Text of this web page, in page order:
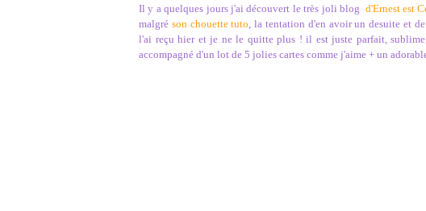
Il y a quelques jours j'ai découvert le très joli blog d'Ernest est
malgré son chouette tuto, la tentation d'en avoir un desuite et
l'ai reçu hier et je ne le quitte plus ! il est juste parfait,
accompagné d'un lot de 5 jolies cartes comme j'aime + un